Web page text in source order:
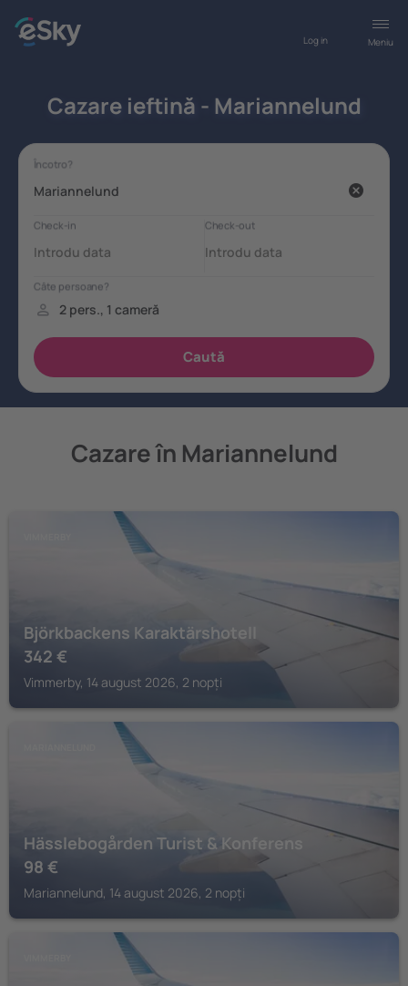
Meniu
Log in
Cazare ieftină - Mariannelund
Cazare în Mariannelund
Björkbackens Karaktärshotell
342 €
Vimmerby, 14 august 2026, 2 nopți
Hässlebogården Turist & Konferens
98 €
Mariannelund, 14 august 2026, 2 nopți